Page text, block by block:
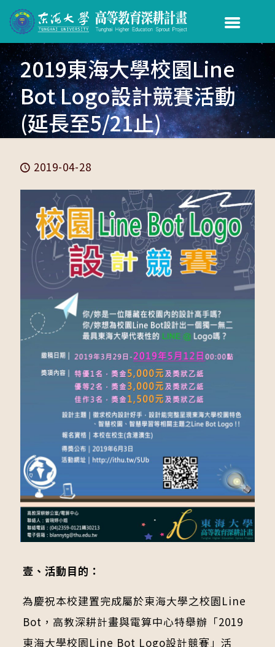
2019東海大學校園Line
Bot Logo設計競賽活動
(延長至5/21止)
2019-04-28
壹、活動目的：
為慶祝本校建置完成屬於東海大學之校園Line
Bot，高教深耕計畫與電算中心特舉辦「2019
東海大學校園Line Bot Logo設計競賽」活